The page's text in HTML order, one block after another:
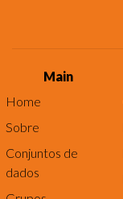
Main
Home
Sobre
Conjuntos de
dados